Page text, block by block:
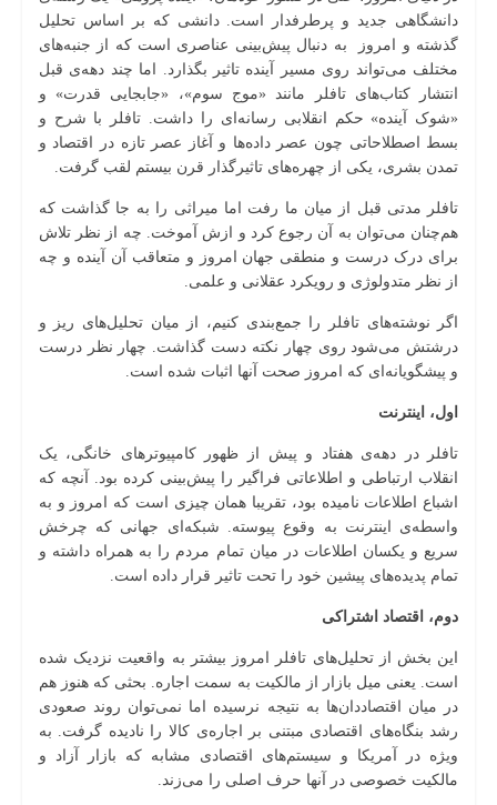
دانشگاهی جدید و پرطرفدار است. دانشی که بر اساس تحلیل
گذشته و امروز به دنبال پیش‌بینی عناصری است که از جنبه‌‌های
مختلف می‌تواند روی مسیر آینده تاثیر بگذارد. اما چند دهه‌ی قبل
انتشار کتاب‌های تافلر مانند «موج سوم»، «جابجایی قدرت» و
«شوک آینده» حکم انقلابی رسانه‌ای را داشت. تافلر با شرح و
بسط اصطلاحاتی چون عصر داده‌ها و آغاز عصر تازه در اقتصاد و
تمدن بشری، یکی از چهره‌های تاثیرگذار قرن بیستم لقب گرفت.
تافلر مدتی قبل از میان ما رفت اما میراثی را به جا گذاشت که
هم‌چنان می‌توان به آن رجوع کرد و ازش آموخت. چه از نظر تلاش
برای درک درست و منطقی جهان امروز و متعاقب آن آینده و چه
از نظر متدولوژی و رویکرد عقلانی و علمی.
اگر نوشته‌های تافلر را جمع‌بندی کنیم، از میان تحلیل‌های ریز و
درشتش می‌شود روی چهار نکته دست گذاشت. چهار نظر درست
و پیشگویانه‌ای که امروز صحت آنها اثبات شده است.
اول، اینترنت
تافلر در دهه‌ی هفتاد و پیش از ظهور کامپیوترهای خانگی، یک
انقلاب ارتباطی و اطلاعاتی فراگیر را پیش‌بینی کرده بود. آنچه که
اشباع اطلاعات نامیده بود، تقریبا همان چیزی است که امروز و به
واسطه‌ی اینترنت به وقوع پیوسته. شبکه‌ای جهانی که چرخش
سریع و یکسان اطلاعات در میان تمام مردم را به همراه داشته و
تمام پدیده‌های پیشین خود را تحت تاثیر قرار داده است.
دوم، اقتصاد اشتراکی
این بخش از تحلیل‌های تافلر امروز بیشتر به واقعیت نزدیک شده
است. یعنی میل بازار از مالکیت به سمت اجاره‌. بحثی که هنوز هم
در میان اقتصاددان‌ها به نتیجه نرسیده اما نمی‌توان روند صعودی
رشد بنگاه‌های اقتصادی مبتنی بر اجاره‌ی کالا را نادیده گرفت. به
ویژه در آمریکا و سیستم‌های اقتصادی مشابه که بازار آزاد و
مالکیت خصوصی در آنها حرف اصلی را می‌زند.